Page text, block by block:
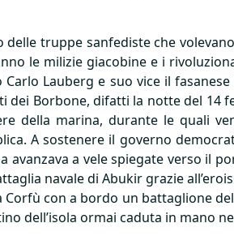
truppe sanfediste che
le milizie giacobine e i
Lauberg e suo vice il
Borbone, difatti la notte del 14
della marina, durante le quali
A sostenere il governo
a vele spiegate verso il
navale di Abukir grazie
con a bordo un battaglione
dell’isola ormai caduta in mano